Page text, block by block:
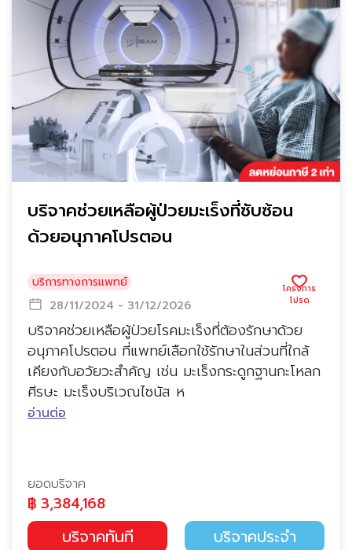
บริจาคช่วยเหลือผู้ป่วยมะเร็งที่ซับซ้อน
ด้วยอนุภาคโปรตอน
บริการทางการแพทย์
28/11/2024 - 31/12/2026
บริจาคช่วยเหลือผู้ป่วยโรคมะเร็งที่ต้องรักษาด้วย
อนุภาคโปรตอน ที่แพทย์เลือกใช้รักษาในส่วนที่ใกล้
เคียงกับอวัยวะสำคัญ เช่น มะเร็งกระดูกฐานกะโหลก
ศีรษะ มะเร็งบริเวณไซนัส ห
อ่านต่อ
ยอดบริจาค
฿ 3,384,168
บริจาคทันที บริจาคประจำ